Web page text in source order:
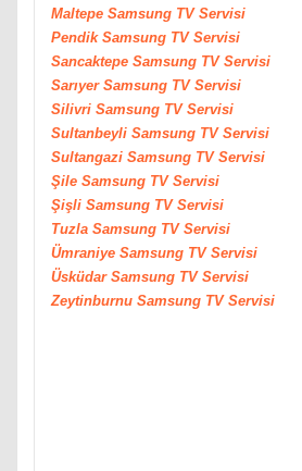
Maltepe Samsung TV Servisi
Pendik Samsung TV Servisi
Sancaktepe Samsung TV Servisi
Sarıyer Samsung TV Servisi
Silivri Samsung TV Servisi
Sultanbeyli Samsung TV Servisi
Sultangazi Samsung TV Servisi
Şile Samsung TV Servisi
Şişli Samsung TV Servisi
Tuzla Samsung TV Servisi
Ümraniye Samsung TV Servisi
Üsküdar Samsung TV Servisi
Zeytinburnu Samsung TV Servisi